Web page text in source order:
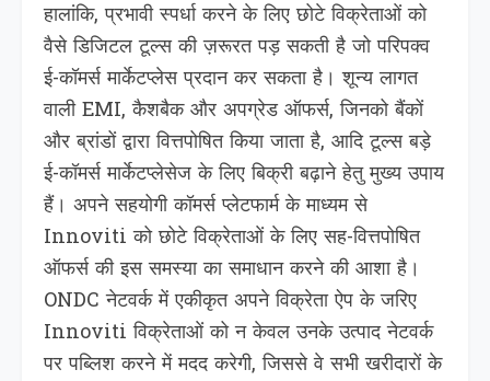
हालांकि, प्रभावी स्पर्धा करने के लिए छोटे विक्रेताओं को
वैसे डिजिटल टूल्स की ज़रूरत पड़ सकती है जो परिपक्व
ई-कॉमर्स मार्केटप्लेस प्रदान कर सकता है। शून्य लागत
वाली EMI, कैशबैक और अपग्रेड ऑफर्स, जिनको बैंकों
और ब्रांडों द्वारा वित्तपोषित किया जाता है, आदि टूल्स बड़े
ई-कॉमर्स मार्केटप्लेसेज के लिए बिक्री बढ़ाने हेतु मुख्य उपाय
हैं। अपने सहयोगी कॉमर्स प्लेटफार्म के माध्यम से
Innoviti को छोटे विक्रेताओं के लिए सह-वित्तपोषित
ऑफर्स की इस समस्या का समाधान करने की आशा है।
ONDC नेटवर्क में एकीकृत अपने विक्रेता ऐप के जरिए
Innoviti विक्रेताओं को न केवल उनके उत्पाद नेटवर्क
पर पब्लिश करने में मदद करेगी, जिससे वे सभी खरीदारों के